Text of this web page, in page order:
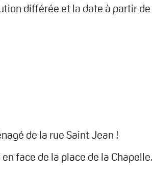
différée et la date à partir
de la rue Saint Jean !
face de la place de la Chapelle.